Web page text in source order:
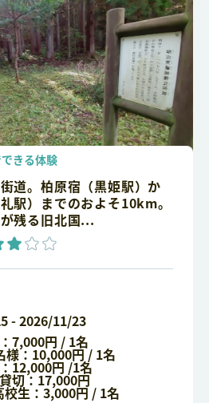
きる体験
道。柏原宿（黒姫駅）か
駅）までのおよそ10km。
残る旧北国...
- 2026/11/23
7,000円 / 1名
様：10,000円 / 1名
12,000円 /1名
切：17,000円
校生：3,000円 / 1名